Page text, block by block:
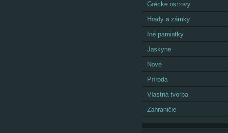
Grécke ostrovy
Hrady a zámky
Iné pamiatky
Jaskyne
Nové
Príroda
Vlastná tvorba
Zahraničie